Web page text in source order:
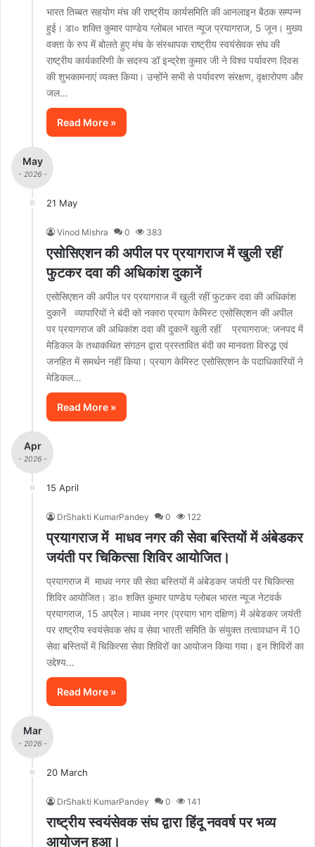
भारत तिब्बत सहयोग मंच की राष्ट्रीय कार्यसमिति की आनलाइन बैठक सम्पन्न
हुई। डा० शक्ति कुमार पाण्डेय ग्लोबल भारत न्यूज प्रयागराज, 5 जून। मुख्य
वक्ता के रुप में बोलते हुए मंच के संस्थापक राष्ट्रीय स्वयंसेवक संघ की
राष्ट्रीय कार्यकारिणी के सदस्य डॉ इन्द्रेश कुमार जी ने विश्व पर्यावरण दिवस
की शुभकामनाएं व्यक्त किया। उन्होंने सभी से पर्यावरण संरक्षण, वृक्षारोपण और
जल…
Read More »
May
- 2026 -
21 May
Vinod Mishra 0 383
एसोसिएशन की अपील पर प्रयागराज में खुली रहीं
फुटकर दवा की अधिकांश दुकानें
एसोसिएशन की अपील पर प्रयागराज में खुली रहीं फुटकर दवा की अधिकांश
दुकानें व्यापारियों ने बंदी को नकारा प्रयाग केमिस्ट एसोसिएशन की अपील
पर प्रयागराज की अधिकांश दवा की दुकानें खुली रहीं प्रयागराज: जनपद में
मेडिकल के तथाकथित संगठन द्वारा प्रस्तावित बंदी का मानवता विरुद्ध एवं
जनहित में समर्थन नहीं किया। प्रयाग केमिस्ट एसोसिएशन के पदाधिकारियों ने
मेडिकल…
Read More »
Apr
- 2026 -
15 April
DrShakti KumarPandey 0 122
प्रयागराज में माधव नगर की सेवा बस्तियों में अंबेडकर
जयंती पर चिकित्सा शिविर आयोजित।
प्रयागराज में माधव नगर की सेवा बस्तियों में अंबेडकर जयंती पर चिकित्सा
शिविर आयोजित। डा० शक्ति कुमार पाण्डेय ग्लोबल भारत न्यूज नेटवर्क
प्रयागराज, 15 अप्रैल। माधव नगर (प्रयाग भाग दक्षिण) में अंबेडकर जयंती
पर राष्ट्रीय स्वयंसेवक संघ व सेवा भारती समिति के संयुक्त तत्वावधान में 10
सेवा बस्तियों में चिकित्सा सेवा शिविरों का आयोजन किया गया। इन शिविरों का
उद्देश्य…
Read More »
Mar
- 2026 -
20 March
DrShakti KumarPandey 0 141
राष्ट्रीय स्वयंसेवक संघ द्वारा हिंदू नववर्ष पर भव्य
आयोजन हुआ।